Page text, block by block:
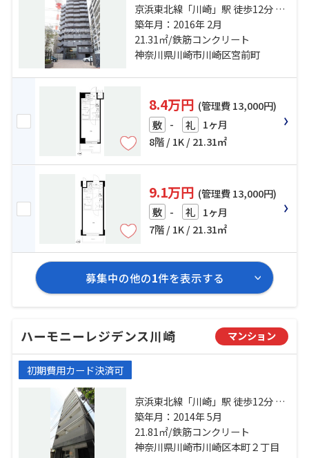
京浜東北線「川崎」駅 徒歩12分 京
急本線「京急川崎」駅 徒歩10分 京
急大師線「港町」駅 徒歩17分
築年月：2016年 2月
21.31㎡/鉄筋コンクリート
神奈川県川崎市川崎区宮前町
8.4万円 (管理費 13,000円)
敷 - 礼 1ヶ月
8階 / 1K / 21.31㎡
9.1万円 (管理費 13,000円)
敷 - 礼 1ヶ月
7階 / 1K / 21.31㎡
募集中の他の1件を表示する
ハーモニーレジデンス川崎 マンション
初期費用カード決済可
京浜東北線「川崎」駅 徒歩12分 京
急本線「京急川崎」駅 徒歩9分 京急
大師線「港町」駅 徒歩10分
築年月：2014年 5月
21.81㎡/鉄筋コンクリート
神奈川県川崎市川崎区本町２丁目